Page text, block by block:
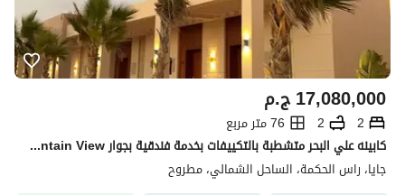
ج.م17,080,000
2
2
76 متر مربع
كابينه علي البحر متشطبة بالتكييفات بخدمة فندقية بجوار Mountain View و Direction white و The Med الساحل الشمالي
جايا، راس الحكمة، الساحل الشمالي، مطروح